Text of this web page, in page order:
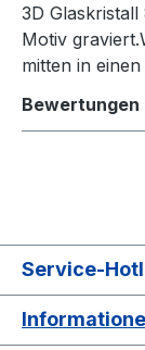
3D
Motiv
mitten in
Bewertungen
Service-